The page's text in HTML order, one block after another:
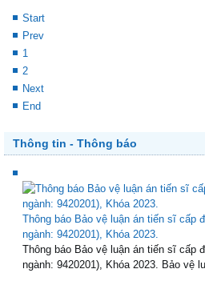
Start
Prev
1
2
Next
Thông tin - Thông báo
Thông báo Bảo vệ luận án tiến sĩ cấp
ngành: 9420201), Khóa 2023.
Thông báo Bảo vệ luận án tiến sĩ cấp